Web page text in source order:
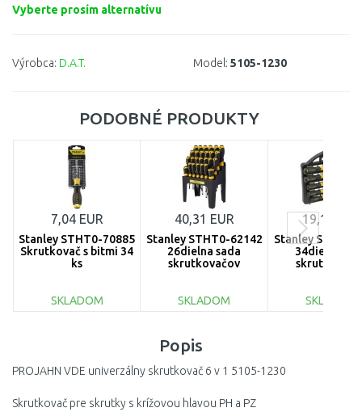
Vyberte prosím alternatívu
Výrobca: D.A.T. Model: 5105-1230
PODOBNÉ PRODUKTY
7,04 EUR
Stanley STHT0-70885
Skrutkovač s bitmi 34
ks
SKLADOM
40,31 EUR
Stanley STHT0-62142
26dielna sada
skrutkovačov
SKLADOM
Porovnať
19,19 EUR
Stanley STHT0-
34dielna
SKLADOM
Popis
PROJAHN VDE univerzálny skrutkovač 6 v 1 5105-1230
Skrutkovač pre skrutky s krížovou hlavou PH a PZ